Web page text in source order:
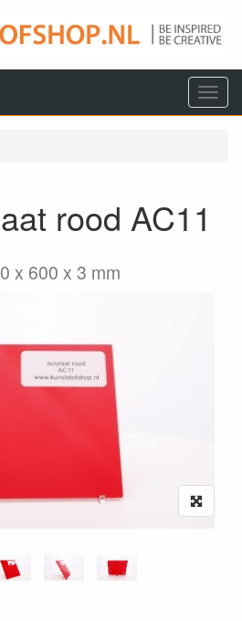
Menu
rood AC11
x 600 x 3 mm